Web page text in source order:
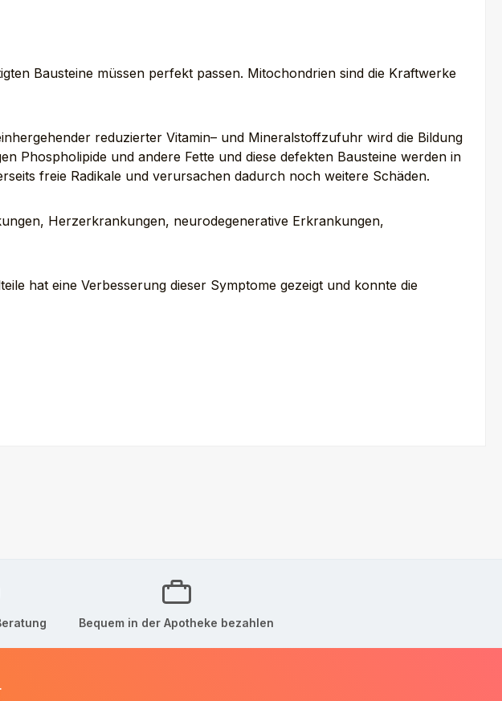
Bausteine müssen perfekt passen. Mitochondrien sind die Kraftwerke
reduzierter Vitamin– und Mineralstoffzufuhr wird die Bildung
Phospholipide und andere Fette und diese defekten Bausteine werden in
freie Radikale und verursachen dadurch noch weitere Schäden.
Herzerkrankungen, neurodegenerative Erkrankungen,
hat eine Verbesserung dieser Symptome gezeigt und konnte die
Bequem in der Apotheke bezahlen